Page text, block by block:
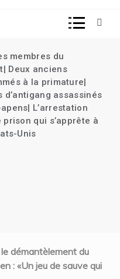
membres du
Deux anciens
à la primature|
d’antigang assassinés
L’arrestation
prison qui s’apprête à
Unis
le démantèlement du
: «Un jeu de sauve qui